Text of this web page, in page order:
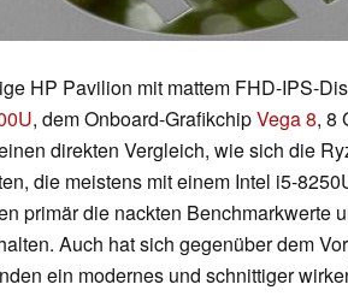
HP Pavilion mit mattem FHD-IPS-
, dem Onboard-GrafikchipVega 8, 8
direkten Vergleich, wie sich die
die meistens mit einem Intel i5-
primär die nackten Benchmarkwerte
Auch hat sich gegenüber dem
ein modernes und schnittiger